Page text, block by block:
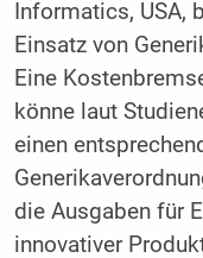
Informatics, USA,
Einsatz von
Eine
könne laut
einen
die Ausgaben für
innovativer